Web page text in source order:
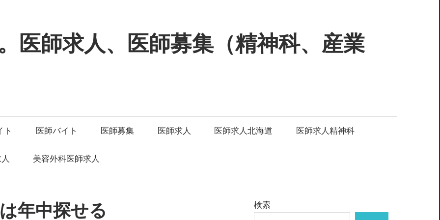
医師求人、医師募集（精神科、産業
医師バイト 医師募集 医師求人 医師求人北海道 医師求人精神科
美容外科医師求人
年中探せる
検索